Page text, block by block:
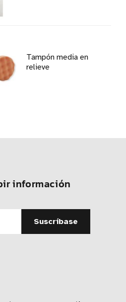
Tampón media en
relieve
información